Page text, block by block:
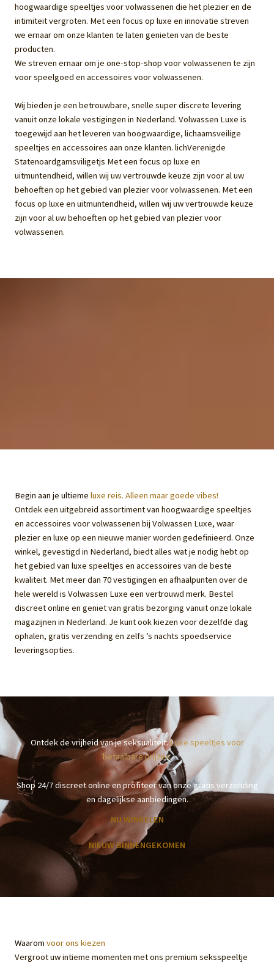
hoogwaardige speeltjes voor volwassenen die het plezier en de
intimiteit vergroten. Met een focus op luxe en innovatie streven
we ernaar om onze klanten te laten genieten van de beste
producten.
We streven ernaar om je one-stop-shop voor volwassenen te zijn
voor speelgoed en accessoires voor volwassenen.
Wij bieden je een betrouwbare, snelle super discrete levering
vanuit onze lokale vestigingen in Nederland. Volwassen Luxe is
toegewijd aan het leveren van hoogwaardige, lichaamsveilige
speeltjes en accessoires aan onze klanten. lichVerenigde
Statenoardgamsviligetjs Met een focus op luxe en
uitmuntendheid, willen wij uw vertrouwde keuze zijn voor al uw
behoeften op het gebied van plezier voor volwassenen. Met een
focus op luxe en uitmuntendheid, willen wij uw vertrouwde keuze
zijn voor al uw behoeften op het gebied van plezier voor
volwassenen.
Begin aan je ultieme luxe reis. Alleen maar goede vibes!
Ontdek een uitgebreid assortiment van hoogwaardige speeltjes
en accessoires voor volwassenen bij Volwassen Luxe, waar
plezier en luxe op een nieuwe manier worden gedefinieerd. Onze
winkel, gevestigd in Nederland, biedt alles wat je nodig hebt op
het gebied van luxe speeltjes en accessoires van de beste
kwaliteit. Met meer dan 70 vestigingen en afhaalpunten over de
hele wereld is Volwassen Luxe een vertrouwd merk. Bestel
discreet online en geniet van gratis bezorging vanuit onze lokale
magazijnen in Nederland. Je kunt ook kiezen voor dezelfde dag
ophalen, gratis verzending en zelfs ’s nachts spoedservice
leveringsopties.
Ontdek de vrijheid van je seksualiteit.Luxe speeltjes voor
betaalbare prijzen.
Shop 24/7 discreet online en profiteer van onze gratis verzending
en dagelijkse aanbiedingen.
NU WINKELEN
NIEUW BINNENGEKOMEN
Waarom voor ons kiezen
Vergroot uw intieme momenten met ons premium seksspeeltje